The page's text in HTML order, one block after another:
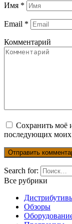
Имя *
Email *
Комментарий
Сохранить моё
последующих моих
Search for:
Все рубрики
Обзоры